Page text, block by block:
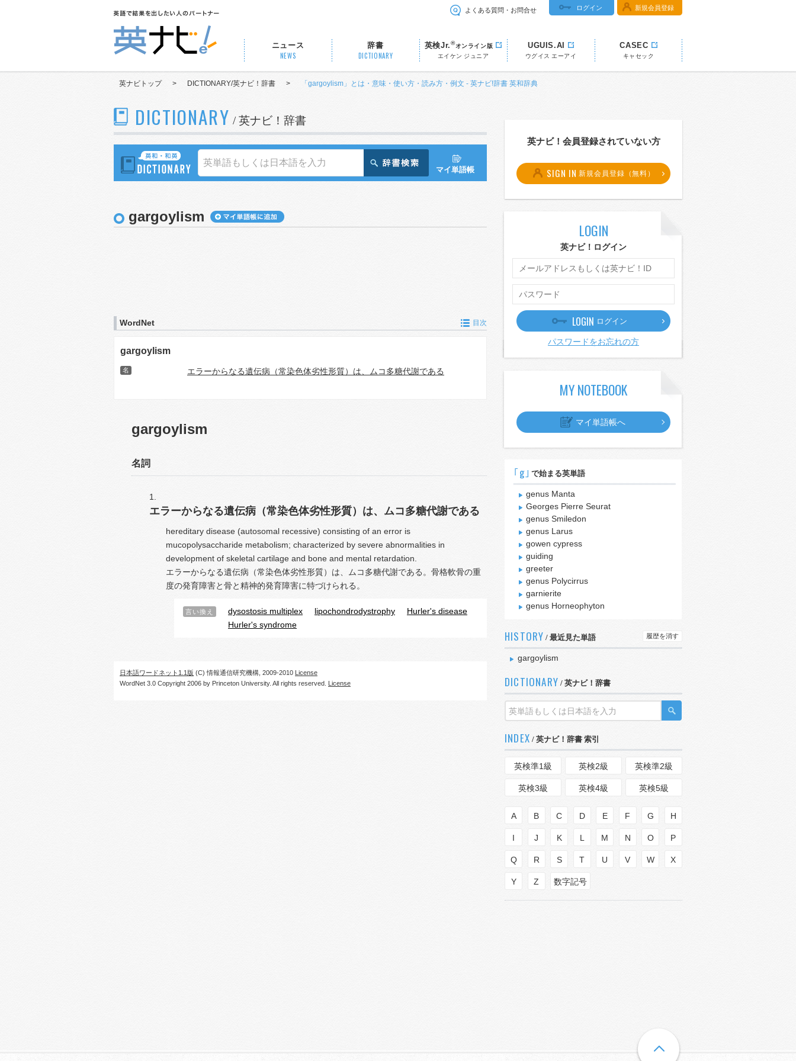
よくある質問・お問合せ ログイン 新規会員登録
ニュース
NEWS
辞書
DICTIONARY
英検Jr.®オンライン版
エイケン ジュニア
UGUIS.AI
ウグイス エーアイ
CASEC
キャセック
英ナビトップ > DICTIONARY/英ナビ！辞書 > 「gargoylism」とは・意味・使い方・読み方・例文 - 英ナビ!辞書 英和辞典
DICTIONARY / 英ナビ！辞書
マイ単語帳
gargoylism
WordNet 目次
gargoylism
名 エラーからなる遺伝病（常染色体劣性形質）は、ムコ多糖代謝である
gargoylism
名詞
エラーからなる遺伝病（常染色体劣性形質）は、ムコ多糖代謝である
hereditary disease (autosomal recessive) consisting of an error is
mucopolysaccharide metabolism; characterized by severe abnormalities in
development of skeletal cartilage and bone and mental retardation.
エラーからなる遺伝病（常染色体劣性形質）は、ムコ多糖代謝である。骨格軟骨の重
度の発育障害と骨と精神的発育障害に特づけられる。
言い換え dysostosis multiplex lipochondrodystrophy
Hurler's disease
Hurler's syndrome
日本語ワードネット1.1版 (C) 情報通信研究機構, 2009-2010 License
WordNet 3.0 Copyright 2006 by Princeton University. All rights reserved. License
英ナビ！会員登録されていない方
SIGN IN 新規会員登録（無料）
LOGIN
英ナビ！ログイン
LOGIN ログイン
パスワードをお忘れの方
MY NOTEBOOK
マイ単語帳へ
｢g｣ で始まる英単語
genus Manta
Georges Pierre Seurat
genus Smiledon
genus Larus
gowen cypress
guiding
greeter
genus Polycirrus
garnierite
genus Horneophyton
HISTORY / 最近見た単語 履歴を消す
gargoylism
DICTIONARY / 英ナビ！辞書
INDEX / 英ナビ！辞書 索引
英検準1級 英検2級 英検準2級
英検3級 英検4級 英検5級
A B C D E F G H
I J K L M N O P
Q R S T U V W X
Y Z 数字記号